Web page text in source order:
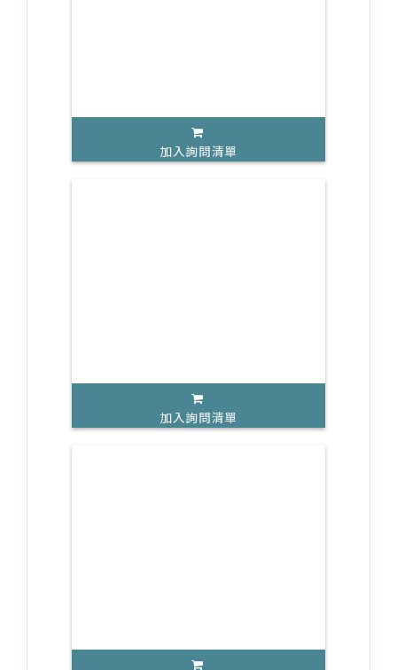
加入詢問清單
加入詢問清單